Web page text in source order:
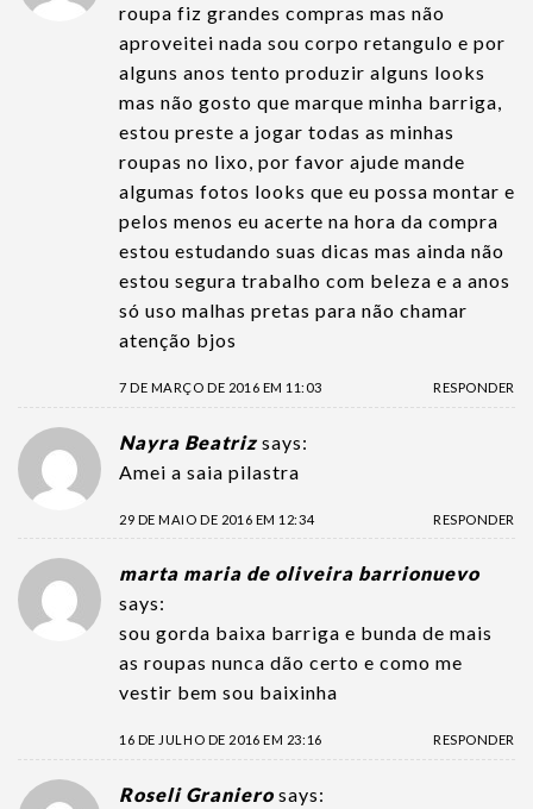
roupa fiz grandes compras mas não
aproveitei nada sou corpo retangulo e por
alguns anos tento produzir alguns looks
mas não gosto que marque minha barriga,
estou preste a jogar todas as minhas
roupas no lixo, por favor ajude mande
algumas fotos looks que eu possa montar e
pelos menos eu acerte na hora da compra
estou estudando suas dicas mas ainda não
estou segura trabalho com beleza e a anos
só uso malhas pretas para não chamar
atenção bjos
7 DE MARÇO DE 2016 EM 11:03 RESPONDER
Nayra Beatriz says:
Amei a saia pilastra
29 DE MAIO DE 2016 EM 12:34 RESPONDER
marta maria de oliveira barrionuevo
says:
sou gorda baixa barriga e bunda de mais
as roupas nunca dão certo e como me
vestir bem sou baixinha
16 DE JULHO DE 2016 EM 23:16 RESPONDER
Roseli Graniero says: